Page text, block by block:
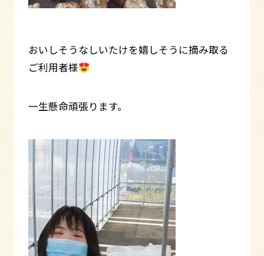
おいしそうなしいたけを嬉しそうに摘み取る
ご利用者様
一生懸命頑張ります。